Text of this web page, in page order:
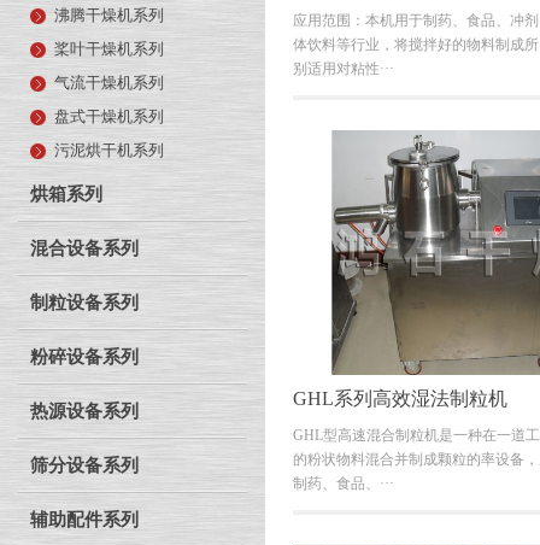
沸腾干燥机系列
桨叶干燥机系列
气流干燥机系列
盘式干燥机系列
污泥烘干机系列
烘箱系列
混合设备系列
制粒设备系列
粉碎设备系列
热源设备系列
筛分设备系列
辅助配件系列
应用范围：本机用于制药、食品、冲
体饮料等行业，将搅拌好的物料制成
别适用对粘性···
GHL系列高效湿法制粒机
GHL型高速混合制粒机是一种在一道
的粉状物料混合并制成颗粒的率设备
制药、食品、···